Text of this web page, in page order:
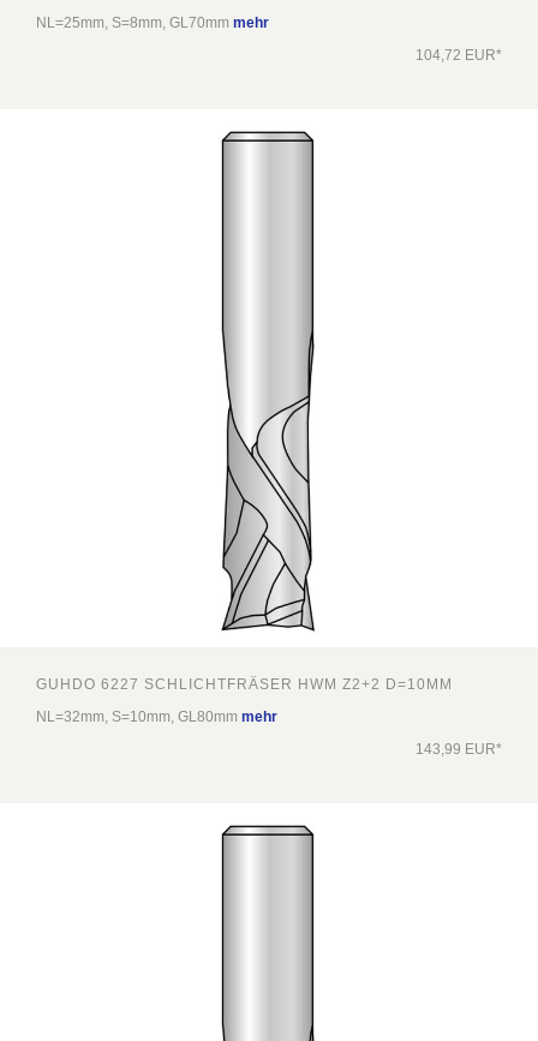
NL=25mm, S=8mm, GL70mm mehr
104,72 EUR*
GUHDO 6227 SCHLICHTFRÄSER HWM Z2+2 D=10MM
NL=32mm, S=10mm, GL80mm mehr
143,99 EUR*